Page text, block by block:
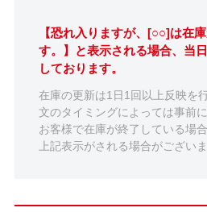
【恐れ入りますが、[○○]は在
す。】と表示される場合、当
しております。
在庫の更新は1日1回以上反映を
文のタイミングによっては事前
お客様で在庫が終了している場
上記表示がされる場合がござい